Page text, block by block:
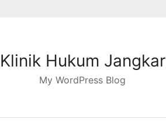
Klinik Hukum Jangkar
My WordPress Blog